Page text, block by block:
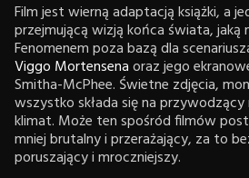
Film jest wierną adaptacją książki, a
przejmującą wizją końca świata, jaką
Fenomenem poza bazą dla
Viggo Mortensenaoraz jego
Smitha-McPhee. Świetne zdjęcia,
wszystko składa się na przywodzący
klimat. Może ten spośród filmów
mniej brutalny i przerażający, za to
poruszający i mroczniejszy.